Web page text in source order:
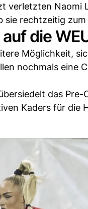
verletzten Naomi
sie rechtzeitig
die
Möglichkeit,
nochmals eine
das
Kaders für die